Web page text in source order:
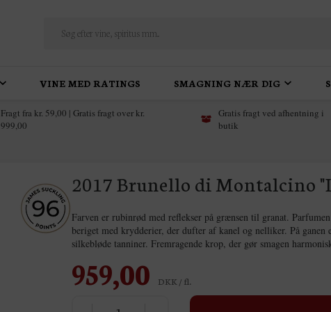
VINE MED RATINGS SMAGNING NÆR DIG
Fragt fra kr. 59,00 | Gratis fragt over kr.
999,00
Gratis fragt ved afhentning i
butik
2017 Brunello di Montalcino
Farven er rubinrød med reflekser på grænsen til granat.
beriget med krydderier, der dufter af kanel og nelliker. På
silkebløde tanniner. Fremragende krop, der gør smagen
959,00 DKK / fl.